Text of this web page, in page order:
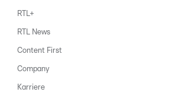
RTL+
RTL News
Content First
Company
Karriere